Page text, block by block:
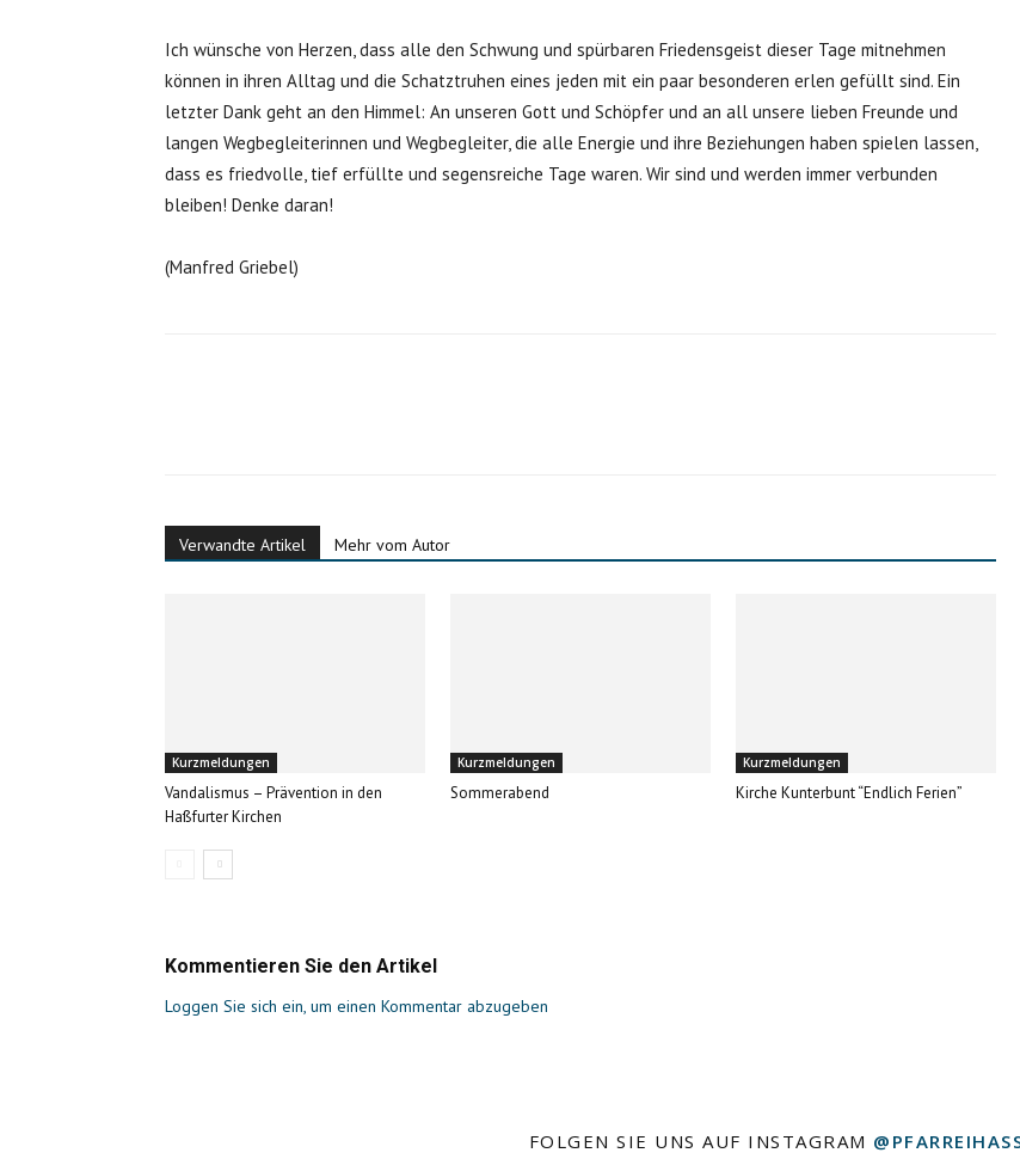
Ich wünsche von Herzen, dass alle den Schwung und spürbaren Friedensgeist dieser Tage mitnehmen
können in ihren Alltag und die Schatztruhen eines jeden mit ein paar besonderen erlen gefüllt sind. Ein
letzter Dank geht an den Himmel: An unseren Gott und Schöpfer und an all unsere lieben Freunde und
langen Wegbegleiterinnen und Wegbegleiter, die alle Energie und ihre Beziehungen haben spielen lassen,
dass es friedvolle, tief erfüllte und segensreiche Tage waren. Wir sind und werden immer verbunden
bleiben! Denke daran!
(Manfred Griebel)
Verwandte Artikel Mehr vom Autor
Kurzmeldungen
Vandalismus – Prävention in den
Haßfurter Kirchen
Kurzmeldungen
Sommerabend
Kurzmeldungen
Kirche Kunterbunt “Endlich Ferien”
Kommentieren Sie den Artikel
Loggen Sie sich ein, um einen Kommentar abzugeben
FOLGEN SIE UNS AUF INSTAGRAM